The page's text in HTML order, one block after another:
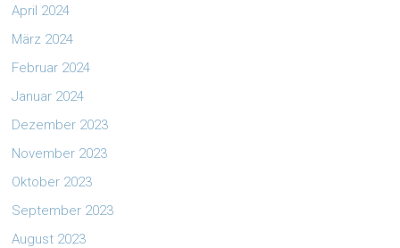
April 2024
März 2024
Februar 2024
Januar 2024
Dezember 2023
November 2023
Oktober 2023
September 2023
August 2023